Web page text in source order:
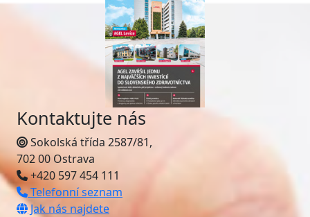
Kontaktujte nás
Sokolská třída 2587/81,
702 00 Ostrava
+420 597 454 111
Telefonní seznam
Jak nás najdete